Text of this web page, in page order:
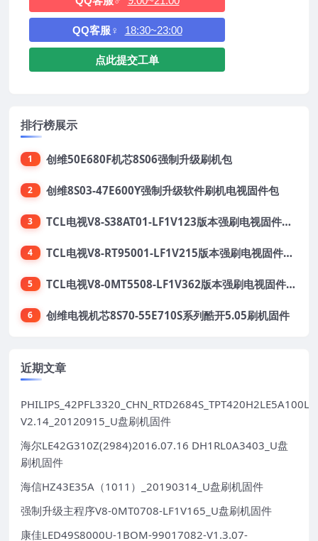
QQ客服♀ 18:30~23:00
点此提交工单
排行榜展示
1 创维50E680F机芯8S06强制升级刷机包
2 创维8S03-47E600Y强制升级软件刷机电视固件包
3 TCL电视V8-S38AT01-LF1V123版本强刷电视固件包下载
4 TCL电视V8-RT95001-LF1V215版本强刷电视固件包下载
5 TCL电视V8-0MT5508-LF1V362版本强刷电视固件包下载
6 创维电视机芯8S70-55E710S系列酷开5.05刷机固件
近期文章
V2.14_20120915_U盘刷机固件
海尔LE42G310Z(2984)2016.07.16 DH1RL0A3403_U盘
刷机固件
海信HZ43E35A（1011）_20190314_U盘刷机固件
强制升级主程序V8-0MT0708-LF1V165_U盘刷机固件
康佳LED49S8000U-1BOM-99017082-V1.3.07-